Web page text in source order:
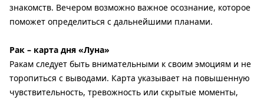
знакомств. Вечером возможно важное осознание, которое
поможет определиться с дальнейшими планами.
Рак – карта дня «Луна»
Ракам следует быть внимательными к своим эмоциям и не
торопиться с выводами. Карта указывает на повышенную
чувствительность, тревожность или скрытые моменты,